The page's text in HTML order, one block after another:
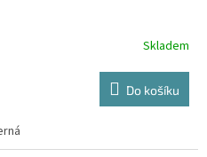
Skladem
Do košíku